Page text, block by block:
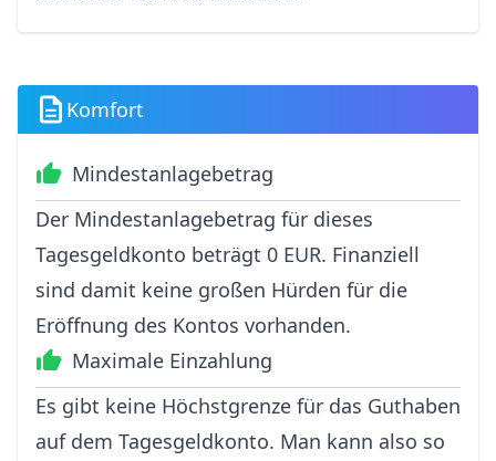
Komfort
Mindestanlagebetrag
Der Mindestanlagebetrag für dieses
Tagesgeldkonto beträgt 0 EUR. Finanziell
sind damit keine großen Hürden für die
Eröffnung des Kontos vorhanden.
Maximale Einzahlung
Es gibt keine Höchstgrenze für das Guthaben
auf dem Tagesgeldkonto. Man kann also so